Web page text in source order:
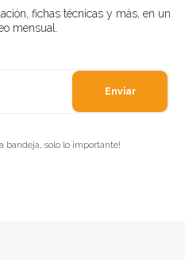
fichas técnicas y más, en un
mensual.
Enviar
bandeja, solo lo importante!